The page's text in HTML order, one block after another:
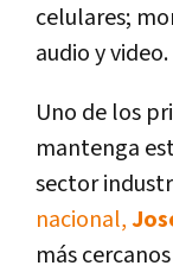
celulares;
audio y video.
Uno de los
mantenga
sector
nacional,
más